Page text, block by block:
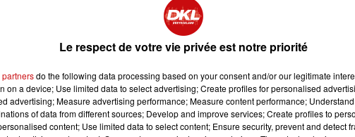
solidaire.
à 18h le 24.
ends) et à Vendenheim (quotidien), avec navettes ou TER
Le respect de votre vie privée est notre priorité
do the following data processing based on your consent and/or our legitimate
on a device; Use limited data to select advertising; Create profiles for personalised
advertising; Measure advertising performance; Measure content performance;
of data from different sources; Develop and improve services; Create profiles to
content; Use limited data to select content; Ensure security, prevent and detect